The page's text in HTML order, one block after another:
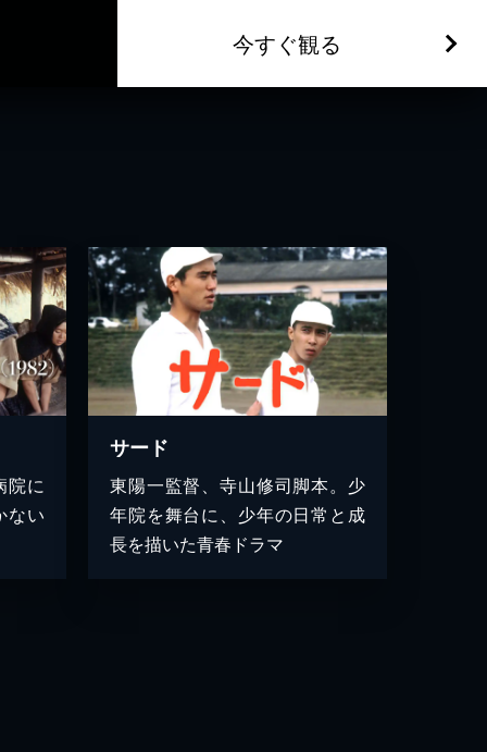
今すぐ観る
院に
ない
サード
東陽一監督、寺山修司脚本。少
年院を舞台に、少年の日常と成
長を描いた青春ドラマ